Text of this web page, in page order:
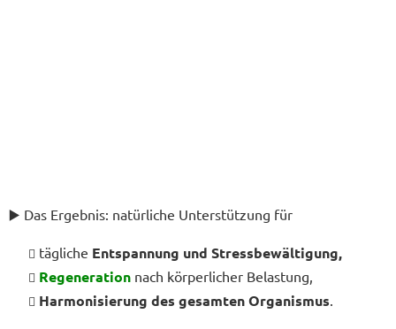
▶️ Das Ergebnis: natürliche Unterstützung für
tägliche Entspannung und Stressbewältigung,
Regeneration nach körperlicher Belastung,
Harmonisierung des gesamten Organismus.